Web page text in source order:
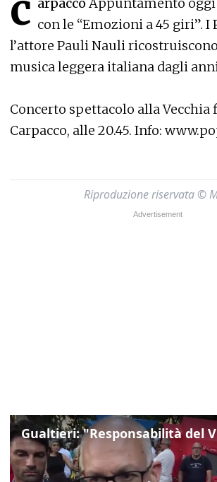
con le “Emozioni a 45 giri”. I
l’attore Pauli Nauli
musica leggera italiana dagli anni
Concerto spettacolo alla Vecchia
Carpacco, alle 20.45. Info:
Riproduzione riservata ©